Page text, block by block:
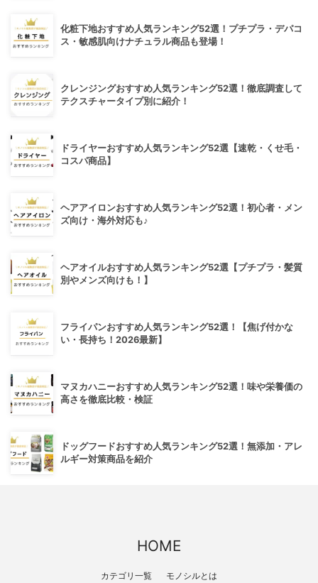
化粧下地おすすめ人気ランキング52選！プチプラ・デパコ
ス・敏感肌向けナチュラル商品も登場！
クレンジングおすすめ人気ランキング52選！徹底調査して
テクスチャータイプ別に紹介！
ドライヤーおすすめ人気ランキング52選【速乾・くせ毛・
コスパ商品】
ヘアアイロンおすすめ人気ランキング52選！初心者・メン
ズ向け・海外対応も♪
ヘアオイルおすすめ人気ランキング52選【プチプラ・髪質
別やメンズ向けも！】
フライパンおすすめ人気ランキング52選！【焦げ付かな
い・長持ち！2026最新】
マヌカハニーおすすめ人気ランキング52選！味や栄養価の
高さを徹底比較・検証
ドッグフードおすすめ人気ランキング52選！無添加・アレ
ルギー対策商品を紹介
HOME
カテゴリ一覧 モノシルとは